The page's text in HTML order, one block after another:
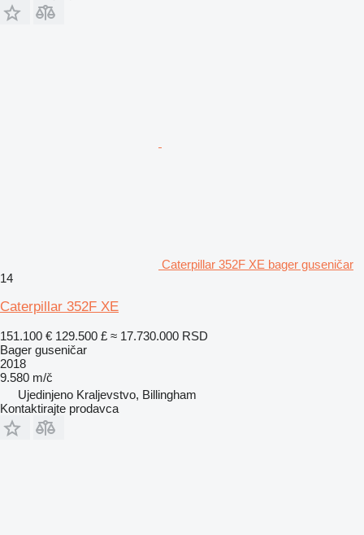
Caterpillar 352F XE bager guseničar
14
Caterpillar 352F XE
151.100 € 129.500 £ ≈ 17.730.000 RSD
Bager guseničar
2018
9.580 m/č
Ujedinjeno Kraljevstvo, Billingham
Kontaktirajte prodavca